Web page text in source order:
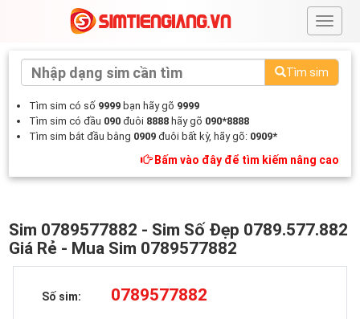
#
Tìm sim
Tìm sim có số 9999 bạn hãy gõ 9999
Tìm sim có đầu 090 đuôi 8888 hãy gõ 090*8888
Tìm sim bắt đầu bằng 0909 đuôi bất kỳ, hãy gõ: 0909*
Bấm vào đây để tìm kiếm nâng cao
Sim 0789577882 - Sim Số Đẹp 0789.577.882
Giá Rẻ - Mua Sim 0789577882
Số sim: 0789577882